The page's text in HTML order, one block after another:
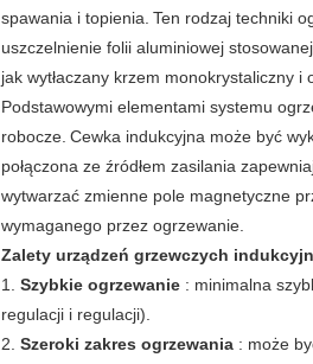
spawania i topienia. Ten rodzaj techniki
uszczelnienie folii aluminiowej
jak wytłaczany krzem monokrystaliczny
Podstawowymi elementami systemu
robocze. Cewka indukcyjna może być
połączona ze źródłem zasilania
wytwarzać zmienne pole magnetyczne
wymaganego przez ogrzewanie.
Zalety urządzeń grzewczych
1. Szybkie ogrzewanie : minimalna
regulacji i regulacji).
2. Szeroki zakres ogrzewania : może